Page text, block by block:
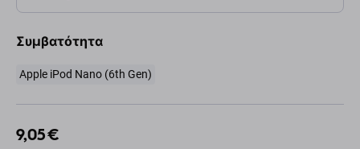
Συμβατότητα
Apple iPod Nano (6th Gen)
9,05 €